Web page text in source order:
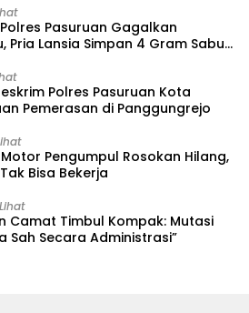
Pasuruan Gagalkan
Pria Lansia Simpan 4 Gram Sabu
Polres Pasuruan Kota
Pemerasan di Panggungrejo
Pengumpul Rosokan Hilang,
Bisa Bekerja
Camat Timbul Kompak: Mutasi
Sah Secara Administrasi”